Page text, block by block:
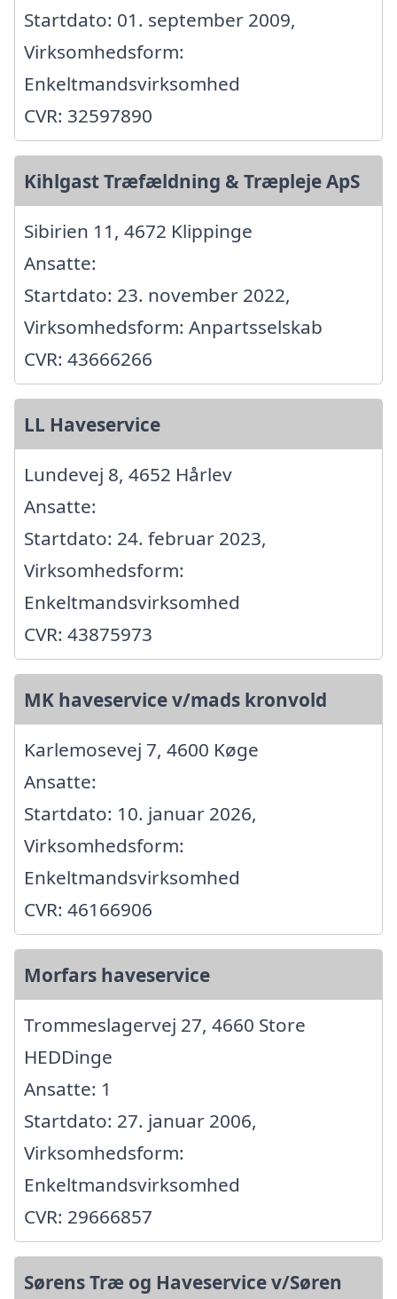
Startdato: 01. september 2009,
Virksomhedsform:
Enkeltmandsvirksomhed
CVR: 32597890
Kihlgast Træfældning & Træpleje ApS
Sibirien 11, 4672 Klippinge
Ansatte:
Startdato: 23. november 2022,
Virksomhedsform: Anpartsselskab
CVR: 43666266
LL Haveservice
Lundevej 8, 4652 Hårlev
Ansatte:
Startdato: 24. februar 2023,
Virksomhedsform:
Enkeltmandsvirksomhed
CVR: 43875973
MK haveservice v/mads kronvold
Karlemosevej 7, 4600 Køge
Ansatte:
Startdato: 10. januar 2026,
Virksomhedsform:
Enkeltmandsvirksomhed
CVR: 46166906
Morfars haveservice
Trommeslagervej 27, 4660 Store
HEDDinge
Ansatte: 1
Startdato: 27. januar 2006,
Virksomhedsform:
Enkeltmandsvirksomhed
CVR: 29666857
Sørens Træ og Haveservice v/Søren